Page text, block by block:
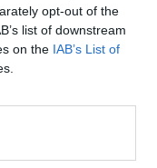
opt-out of the
list of downstream
on the IAB’s List of